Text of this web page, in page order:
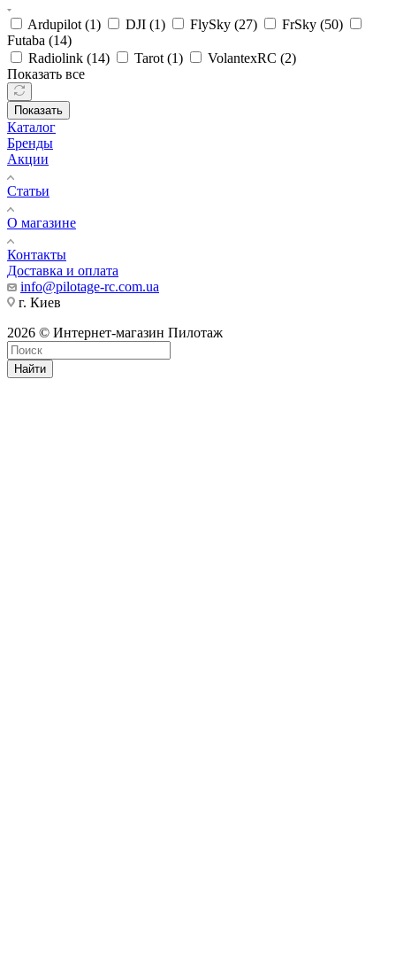
Ardupilot (1) DJI (1) FlySky (27) FrSky (50)
Futaba (14)
Radiolink (14) Tarot (1) VolantexRC (2)
Показать все
Показать
Каталог
Бренды
Акции
Статьи
О магазине
Контакты
Доставка и оплата
info@pilotage-rc.com.ua
г. Киев
2026 © Интернет-магазин Пилотаж
Найти